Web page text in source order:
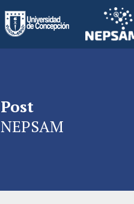
Post
NEPSAM